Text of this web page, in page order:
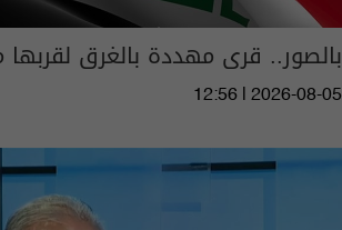
بالصور.. قرى مهددة بالغرق
12:56 | 2026-08-05